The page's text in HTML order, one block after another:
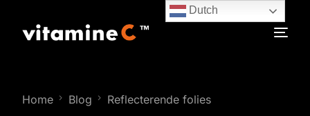
Home Blog Reflecterende folies
Dutch